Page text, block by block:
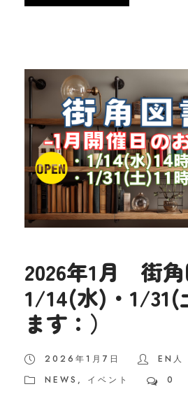
2026年1月 街
1/14(水)・1/31(
ます：）
2026年1月7日
EN人
NEWS , イベント 0